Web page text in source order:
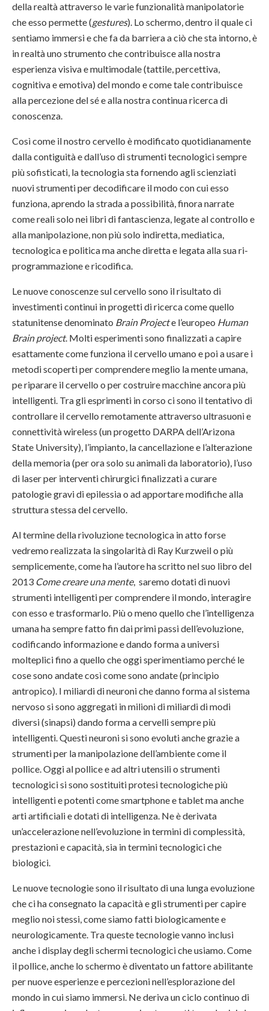
della realtà attraverso le varie funzionalità manipolatorie
che esso permette (gestures). Lo schermo, dentro il quale ci
sentiamo immersi e che fa da barriera a ciò che sta intorno, è
in realtà uno strumento che contribuisce alla nostra
esperienza visiva e multimodale (tattile, percettiva,
cognitiva e emotiva) del mondo e come tale contribuisce
alla percezione del sé e alla nostra continua ricerca di
conoscenza.
Così come il nostro cervello è modificato quotidianamente
dalla contiguità e dall’uso di strumenti tecnologici sempre
più sofisticati, la tecnologia sta fornendo agli scienziati
nuovi strumenti per decodificare il modo con cui esso
funziona, aprendo la strada a possibilità, finora narrate
come reali solo nei libri di fantascienza, legate al controllo e
alla manipolazione, non più solo indiretta, mediatica,
tecnologica e politica ma anche diretta e legata alla sua ri-
programmazione e ricodifica.
Le nuove conoscenze sul cervello sono il risultato di
investimenti continui in progetti di ricerca come quello
statunitense denominato Brain Projecte l’europeo Human
Brain project. Molti esperimenti sono finalizzati a capire
esattamente come funziona il cervello umano e poi a usare i
metodi scoperti per comprendere meglio la mente umana,
pe riparare il cervello o per costruire macchine ancora più
intelligenti. Tra gli esprimenti in corso ci sono il tentativo di
controllare il cervello remotamente attraverso ultrasuoni e
connettività wireless (un progetto DARPA dell’Arizona
State University), l’impianto, la cancellazione e l’alterazione
della memoria (per ora solo su animali da laboratorio), l’uso
di laser per interventi chirurgici finalizzati a curare
patologie gravi di epilessia o ad apportare modifiche alla
struttura stessa del cervello.
Al termine della rivoluzione tecnologica in atto forse
vedremo realizzata la singolarità di Ray Kurzweil o più
semplicemente, come ha l’autore ha scritto nel suo libro del
2013 Come creare una mente, saremo dotati di nuovi
strumenti intelligenti per comprendere il mondo, interagire
con esso e trasformarlo. Più o meno quello che l’intelligenza
umana ha sempre fatto fin dai primi passi dell’evoluzione,
codificando informazione e dando forma a universi
molteplici fino a quello che oggi sperimentiamo perché le
cose sono andate così come sono andate (principio
antropico). I miliardi di neuroni che danno forma al sistema
nervoso si sono aggregati in milioni di miliardi di modi
diversi (sinapsi) dando forma a cervelli sempre più
intelligenti. Questi neuroni si sono evoluti anche grazie a
strumenti per la manipolazione dell’ambiente come il
pollice. Oggi al pollice e ad altri utensili o strumenti
tecnologici si sono sostituiti protesi tecnologiche più
intelligenti e potenti come smartphone e tablet ma anche
arti artificiali e dotati di intelligenza. Ne è derivata
un’accelerazione nell’evoluzione in termini di complessità,
prestazioni e capacità, sia in termini tecnologici che
biologici.
Le nuove tecnologie sono il risultato di una lunga evoluzione
che ci ha consegnato la capacità e gli strumenti per capire
meglio noi stessi, come siamo fatti biologicamente e
neurologicamente. Tra queste tecnologie vanno inclusi
anche i display degli schermi tecnologici che usiamo. Come
il pollice, anche lo schermo è diventato un fattore abilitante
per nuove esperienze e percezioni nell’esplorazione del
mondo in cui siamo immersi. Ne deriva un ciclo continuo di